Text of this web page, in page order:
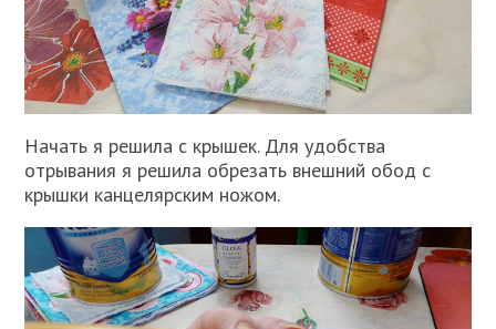
Начать я решила с крышек. Для удобства
отрывания я решила обрезать внешний обод с
крышки канцелярским ножом.